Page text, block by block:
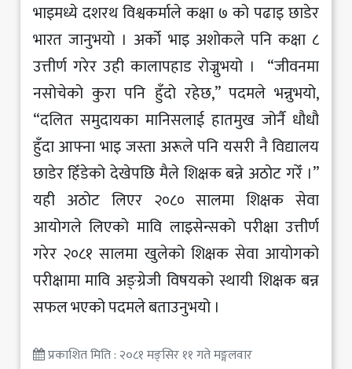
भाइमध्ये दशरथ विश्वकर्माले कक्षा ७ को पढाइ छाडेर
भारत जानुभयो । अर्को भाइ अशोकले पनि कक्षा ८
उत्तीर्ण गरेर उही कालापहाड रोज्नुभयो । “जीवनमा
नसोचेको कुरा पनि हुँदो रहेछ,” पदमले भन्नुभयो,
“दलित समुदायका मानिसलाई हातमुख जोर्नै धौधौ
हुँदा आफ्ना भाइ जस्ता अरूले पनि यसरी नै विद्यालय
छाडेर हिँडेको देखेपछि मैले शिक्षक बन्ने अठोट गरेँ ।”
यही अठोट लिएर २०८० सालमा शिक्षक सेवा
आयोगले लिएको मावि लाइसेन्सको परीक्षा उत्तीर्ण
गरेर २०८१ सालमा खुलेको शिक्षक सेवा आयोगको
परीक्षामा मावि अङ्ग्रेजी विषयको स्थायी शिक्षक बन्न
सफल भएको पदमले बताउनुभयो ।
प्रकाशित मिति : २०८१ मङ्सिर ११ गते मङ्गलवार